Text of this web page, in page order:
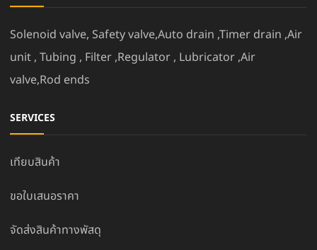
Solenoid valve, Safety valve,Auto drain ,Timer drain ,Air
unit , Tubing , Filter ,Regulator , Lubricator ,Air
valve,Rod ends
SERVICES
เทียบสินค้า
ขอใบเสนอราคา
จัดส่งสินค้าทางพัสดุ